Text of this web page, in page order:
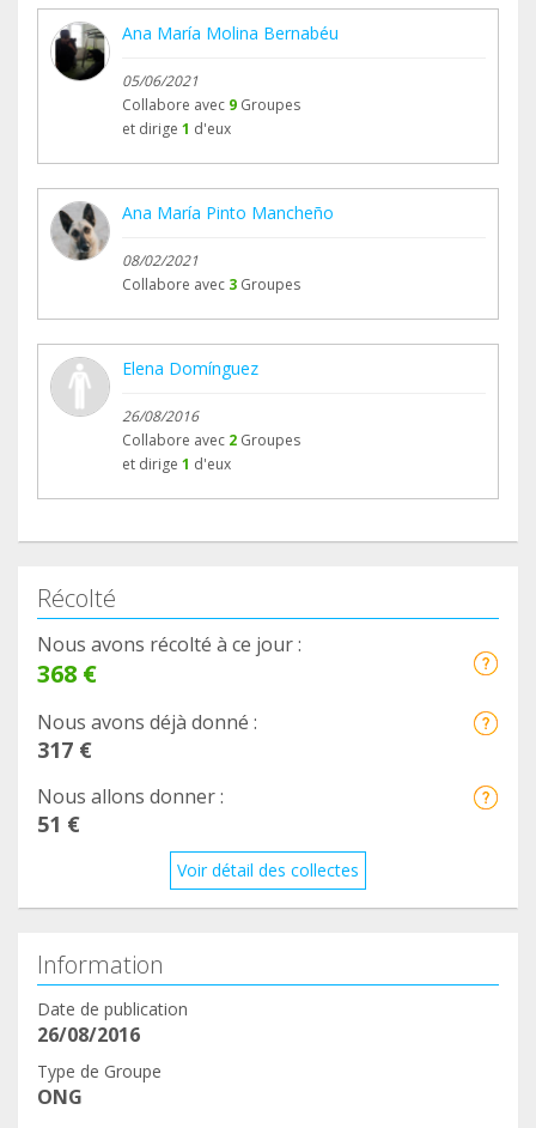
Ana María Molina Bernabéu
05/06/2021
Collabore avec 9 Groupes
et dirige 1 d'eux
Ana María Pinto Mancheño
08/02/2021
Collabore avec 3 Groupes
Elena Domínguez
26/08/2016
Collabore avec 2 Groupes
et dirige 1 d'eux
Récolté
Nous avons récolté à ce jour :
368 €
Nous avons déjà donné :
317 €
Nous allons donner :
51 €
Voir détail des collectes
Information
Date de publication
26/08/2016
Type de Groupe
ONG